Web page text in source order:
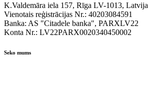
K.Valdemāra iela 157, Rīga LV-1013, Latvija
Vienotais reģistrācijas Nr.: 40203084591
Banka: AS "Citadele banka", PARXLV22
Konta Nr.: LV22PARX0020340450002
Seko mums